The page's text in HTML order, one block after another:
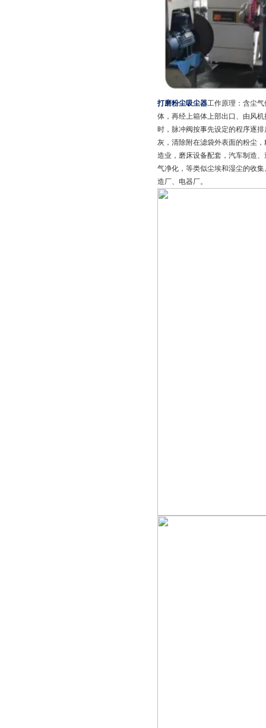
打磨粉尘吸尘器工作原理：含尘
体，再经上箱体上部出口、由风
时，脉冲阀按事先设定的程序逐
灰，清除附在滤袋外表面的粉尘
造业，磨床设备配套，汽车制造
气净化，等类似尘埃和湿尘的收
造厂、电器厂。